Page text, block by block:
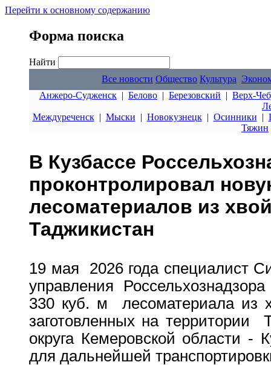
Перейти к основному содержанию
Форма поиска
Найти
Все новости Общество Культура
Анжеро-Судженск | Белово | Березовский | Верх-
Междуреченск| Мыски | Новокузнецк| Осинники |
Тяжин
В Кузбассе
проконтролировал
лесоматериалов из
Таджикистан
19 мая 2026 года специалист
управления
330 куб. м лесоматериала из
заготовленных на территории
округа Кемеровской области -
для дальнейшей